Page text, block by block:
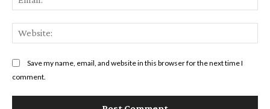
Save my name, email, and website in this browser for the next time I
comment.